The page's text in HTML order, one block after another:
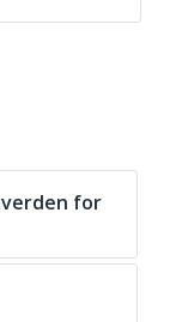
for